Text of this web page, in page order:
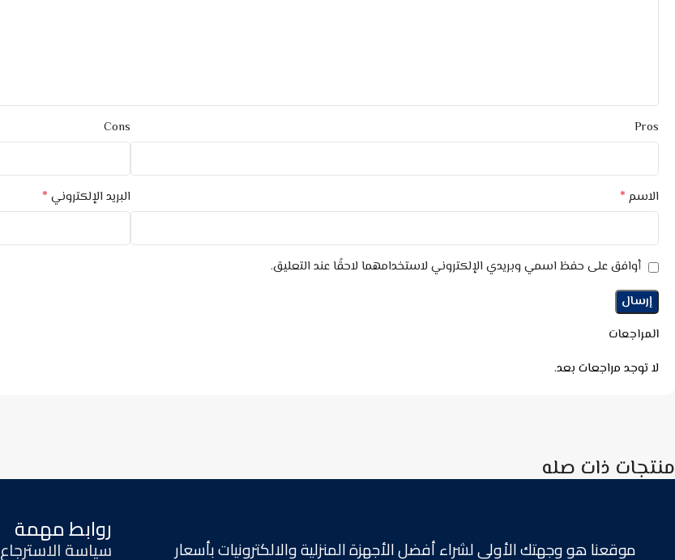
المراجعات
لا توجد مراجعات بعد.
Pros
Cons
الاسم * البريد الإلكتروني *
أوافق على حفظ اسمي وبريدي الإلكتروني لاستخدامهما لاحقًا عند التعليق.
منتجات ذات صله
موقعنا هو وجهتك الأولى لشراء أفضل الأجهزة المنزلية والالكترونيات بأسعار
روابط مهمة
سياسة الاسترجاع